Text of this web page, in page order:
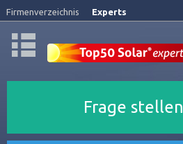
Firmenverzeichnis Experts
Frage stellen